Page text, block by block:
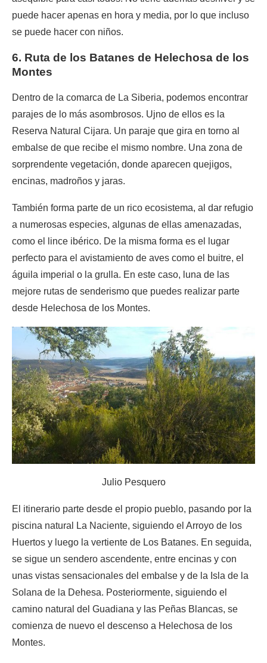
puede hacer apenas en hora y media, por lo que incluso
se puede hacer con niños.
6. Ruta de los Batanes de Helechosa de los
Montes
Dentro de la comarca de La Siberia, podemos encontrar
parajes de lo más asombrosos. Ujno de ellos es la
Reserva Natural Cijara. Un paraje que gira en torno al
embalse de que recibe el mismo nombre. Una zona de
sorprendente vegetación, donde aparecen quejigos,
encinas, madroños y jaras.
También forma parte de un rico ecosistema, al dar refugio
a numerosas especies, algunas de ellas amenazadas,
como el lince ibérico. De la misma forma es el lugar
perfecto para el avistamiento de aves como el buitre, el
águila imperial o la grulla. En este caso, luna de las
mejore rutas de senderismo que puedes realizar parte
desde Helechosa de los Montes.
Julio Pesquero
El itinerario parte desde el propio pueblo, pasando por la
piscina natural La Naciente, siguiendo el Arroyo de los
Huertos y luego la vertiente de Los Batanes. En seguida,
se sigue un sendero ascendente, entre encinas y con
unas vistas sensacionales del embalse y de la Isla de la
Solana de la Dehesa. Posteriormente, siguiendo el
camino natural del Guadiana y las Peñas Blancas, se
comienza de nuevo el descenso a Helechosa de los
Montes.